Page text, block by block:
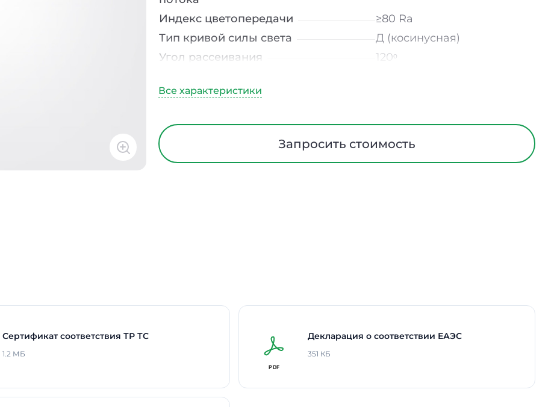
Индекс цветопередачи
≥80 Ra
Тип кривой силы света
Д (косинусная)
Угол рассеивания
120ᵒ
Диапазон рабочих температур
Класс защиты от электрического
тока
Материал корпуса
Алюминий
Высота / Глубина
94 мм
Срок службы светодиодов
В реестре Минпромторга
Гарантия
5 лет
Запросить стоимость
Сертификат соответствия ТР ТС
1.2 МБ
Декларация о соответствии ЕАЭС
351 КБ